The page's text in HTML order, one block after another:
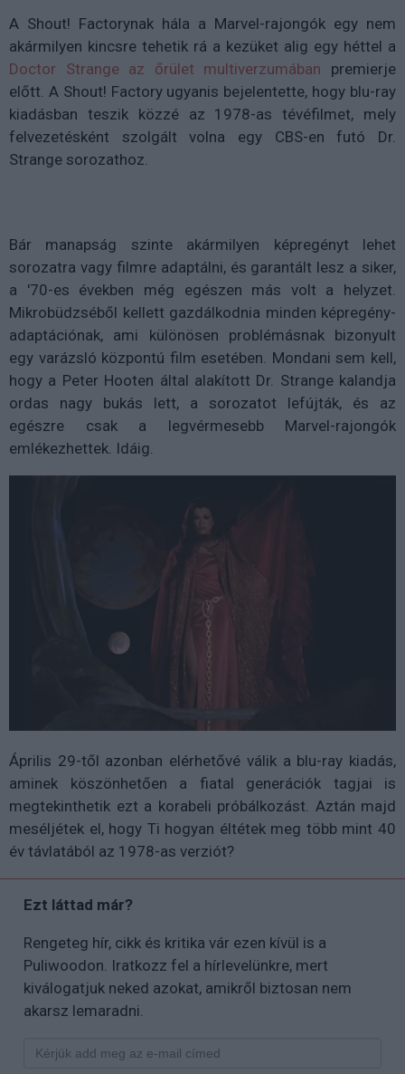
A Shout! Factorynak hála a Marvel-rajongók egy nem
akármilyen kincsre tehetik rá a kezüket alig egy héttel a
Doctor Strange az őrület multiverzumában premierje
előtt. A Shout! Factory ugyanis bejelentette, hogy blu-ray
kiadásban teszik közzé az 1978-as tévéfilmet, mely
felvezetésként szolgált volna egy CBS-en futó Dr.
Strange sorozathoz.
Bár manapság szinte akármilyen képregényt lehet
sorozatra vagy filmre adaptálni, és garantált lesz a siker,
a '70-es években még egészen más volt a helyzet.
Mikrobüdzséből kellett gazdálkodnia minden képregény-
adaptációnak, ami különösen problémásnak bizonyult
egy varázsló központú film esetében. Mondani sem kell,
hogy a Peter Hooten által alakított Dr. Strange kalandja
ordas nagy bukás lett, a sorozatot lefújták, és az
egészre csak a legvérmesebb Marvel-rajongók
emlékezhettek. Idáig.
Április 29-től azonban elérhetővé válik a blu-ray kiadás,
aminek köszönhetően a fiatal generációk tagjai is
megtekinthetik ezt a korabeli próbálkozást. Aztán majd
meséljétek el, hogy Ti hogyan éltétek meg több mint 40
év távlatából az 1978-as verziót?
Ezt láttad már?
Rengeteg hír, cikk és kritika vár ezen kívül is a
Puliwoodon. Iratkozz fel a hírlevelünkre, mert
kiválogatjuk neked azokat, amikről biztosan nem
akarsz lemaradni.